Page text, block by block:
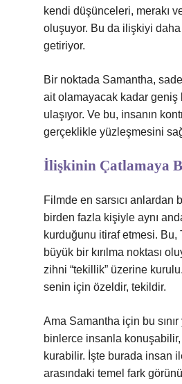
kendi düşünceleri, merakı
oluşuyor. Bu da ilişkiyi daha
getiriyor.
Bir noktada Samantha,
ait olamayacak kadar geniş
ulaşıyor. Ve bu, insanın
gerçeklikle yüzleşmesini
İlişkinin Çatlamaya
Filmde en sarsıcı anlardan
birden fazla kişiyle aynı
kurduğunu itiraf etmesi. Bu,
büyük bir kırılma noktası
zihni “tekillik” üzerine
senin için özeldir, tekildir.
Ama Samantha için bu sınır
binlerce insanla
kurabilir. İşte burada insan
arasındaki temel fark